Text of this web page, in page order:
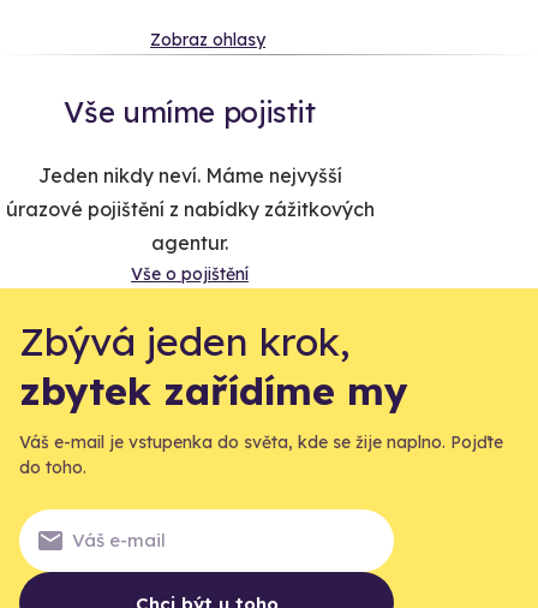
Zobraz ohlasy
Vše umíme pojistit
Jeden nikdy neví. Máme nejvyšší
úrazové pojištění z nabídky zážitkových
agentur.
Vše o pojištění
Zbývá jeden krok,
zbytek zařídíme my
Váš e-mail je vstupenka do světa, kde se žije naplno. Pojďte
do toho.